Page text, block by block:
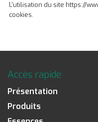
L'utilisation du site https://
cookies.
Accès rapide
Présentation
Produits